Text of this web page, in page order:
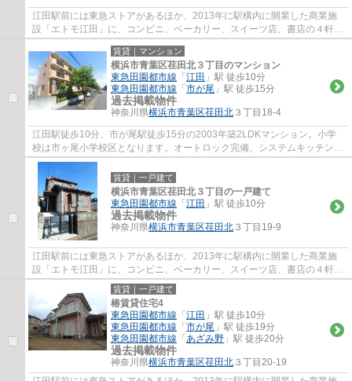
江田駅前には東急ストアがあるほか、2013年に駅構内に開業した商業施
設「エトモ江田」に、コンビニ、ベーカリー、スイーツ店、書店の４軒が
テナントとして入居し、通勤や通学帰りの買...
賃貸｜マンション
横浜市青葉区荏田北３丁目のマンション
東急田園都市線 「 江田 」駅 徒歩10分
東急田園都市線 「 市が尾 」駅 徒歩15分
過去掲載物件
神奈川県横浜市青葉区荏田北 ３丁目18-4
江田駅徒歩10分、市が尾駅徒歩15分の2003年築2LDKマンション。小学
校は市ヶ尾小学校区となります。オートロック完備、システムキッチン、
追い焚き、エアコン2基、モニターフォン、都市...
賃貸｜一戸建て
横浜市青葉区荏田北３丁目の一戸建て
東急田園都市線 「 江田 」駅 徒歩10分
過去掲載物件
神奈川県横浜市青葉区荏田北 ３丁目19-9
江田駅前には東急ストアがあるほか、2013年に駅構内に開業した商業施
設「エトモ江田」に、コンビニ、ベーカリー、スイーツ店、書店の４軒が
テナントとして入居し、通勤や通学帰りの買...
賃貸｜一戸建て
椿賃貸住宅4
東急田園都市線 「 江田 」駅 徒歩10分
東急田園都市線 「 市が尾 」駅 徒歩19分
東急田園都市線 「 あざみ野 」駅 徒歩20分
過去掲載物件
神奈川県横浜市青葉区荏田北 ３丁目20-19